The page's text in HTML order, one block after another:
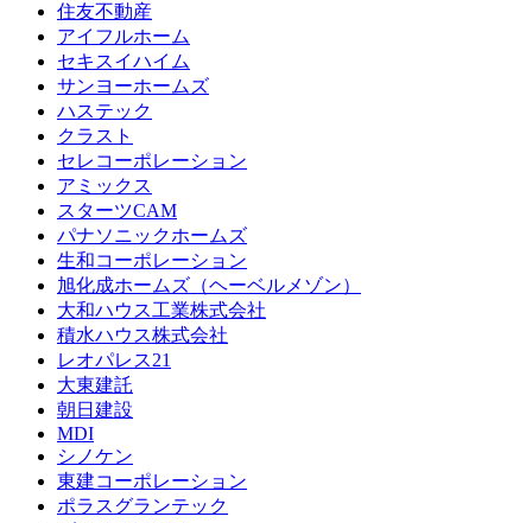
住友不動産
アイフルホーム
セキスイハイム
サンヨーホームズ
ハステック
クラスト
セレコーポレーション
アミックス
スターツCAM
パナソニックホームズ
生和コーポレーション
旭化成ホームズ（ヘーベルメゾン）
大和ハウス工業株式会社
積水ハウス株式会社
レオパレス21
大東建託
朝日建設
MDI
シノケン
東建コーポレーション
ポラスグランテック